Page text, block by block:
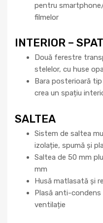
pentru
filmelor
INTERIOR –
Două ferestre
stelelor, cu huse
Bara posterioară
crea un spațiu
SALTEA
Sistem de saltea
izolație, spumă și
Saltea de 50 mm
mm
Husă matlasată și
Plasă anti-
ventilație